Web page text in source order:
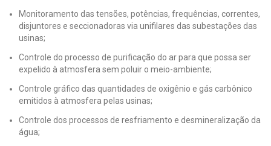
Monitoramento das tensões, potências, frequências, correntes,
disjuntores e seccionadoras via unifilares das subestações das
usinas;
Controle do processo de purificação do ar para que possa ser
expelido à atmosfera sem poluir o meio-ambiente;
Controle gráfico das quantidades de oxigênio e gás carbônico
emitidos à atmosfera pelas usinas;
Controle dos processos de resfriamento e desmineralização da
água;